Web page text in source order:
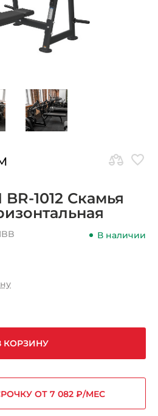
BR-1012 Скамья
В наличии
КОРЗИНУ
ОТ 7 082 ₽/МЕС